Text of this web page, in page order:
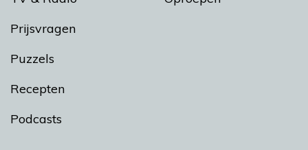
Prijsvragen
Puzzels
Recepten
Podcasts